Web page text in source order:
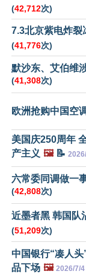
(42,712次)
7.3北京紫电炸裂
(41,776次)
默沙东、艾伯维
(41,308次)
欧洲抢购中国空
美国庆250周年
产主义 🖼️📝
六常委同调做一
(42,808次)
近墨者黑 韩国队
(51,209次)
中国银行“凑人
品下场 🖼️ 2026/7/4